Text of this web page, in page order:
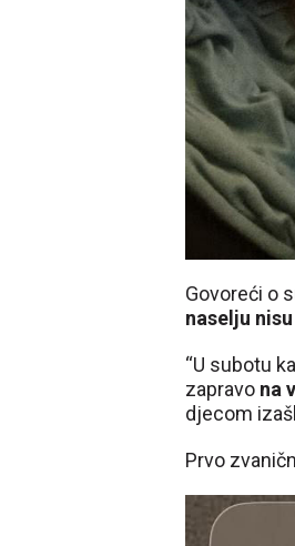
Govoreći o
naselju
“U subotu
zapravo na
djecom
Prvo